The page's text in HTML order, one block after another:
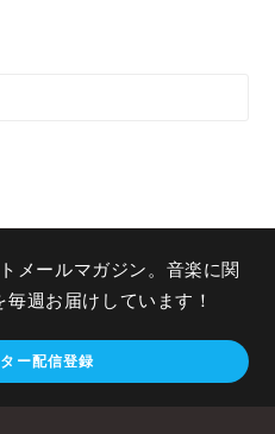
メールマガジン。音楽に関
週お届けしています！
ー配信登録